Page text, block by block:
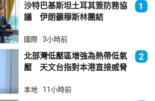
沙特巴基斯坦土耳其簽防務協
議 伊朗籲穆斯林團結
1
國際 3小時前
北部灣低壓區增強為熱帶低氣
壓 天文台指對本港直接威脅
2
本地 11小時前